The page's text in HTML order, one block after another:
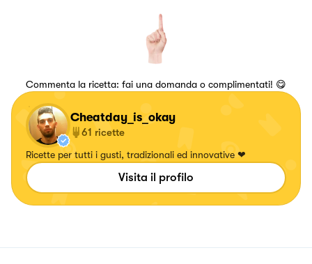
Commenta la ricetta: fai una domanda o complimentati! 😋
Cheatday_is_okay
61 ricette
Ricette per tutti i gusti, tradizionali ed innovative ❤
Visita il profilo